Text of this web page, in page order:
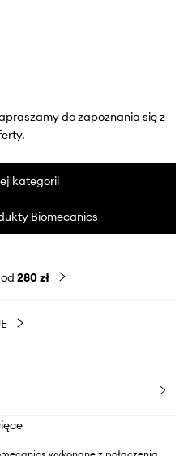
do zapoznania się z
kategorii
Biomecanics
280 zł